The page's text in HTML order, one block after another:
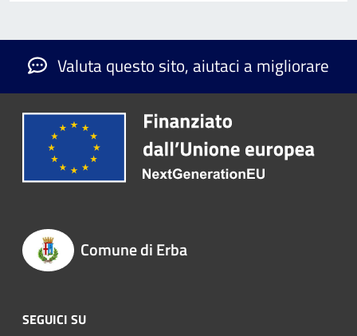
Valuta questo sito, aiutaci a migliorare
Comune di Erba
SEGUICI SU